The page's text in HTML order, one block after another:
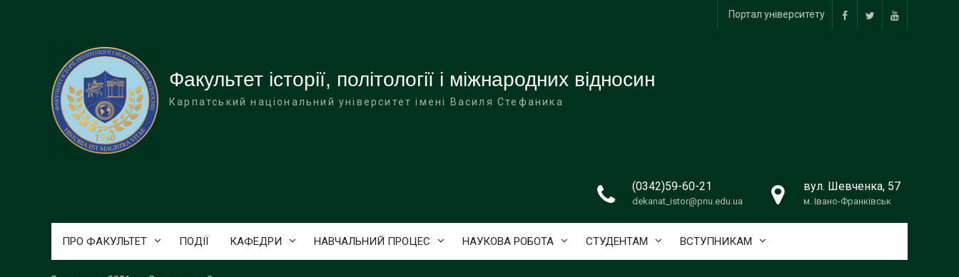
facebooktwitter youtube
Портал університету
Факультет історії, політології і міжнародних відносин
Карпатський національний університет імені Василя Стефаника
(0342)59-60-21
dekanat_istor@pnu.edu.ua
вул. Шевченка, 57
м. Івано-Франківськ
ПРО ФАКУЛЬТЕТ ПОДІЇ КАФЕДРИ НАВЧАЛЬНИЙ ПРОЦЕС НАУКОВА РОБОТА СТУДЕНТАМ ВСТУПНИКАМ